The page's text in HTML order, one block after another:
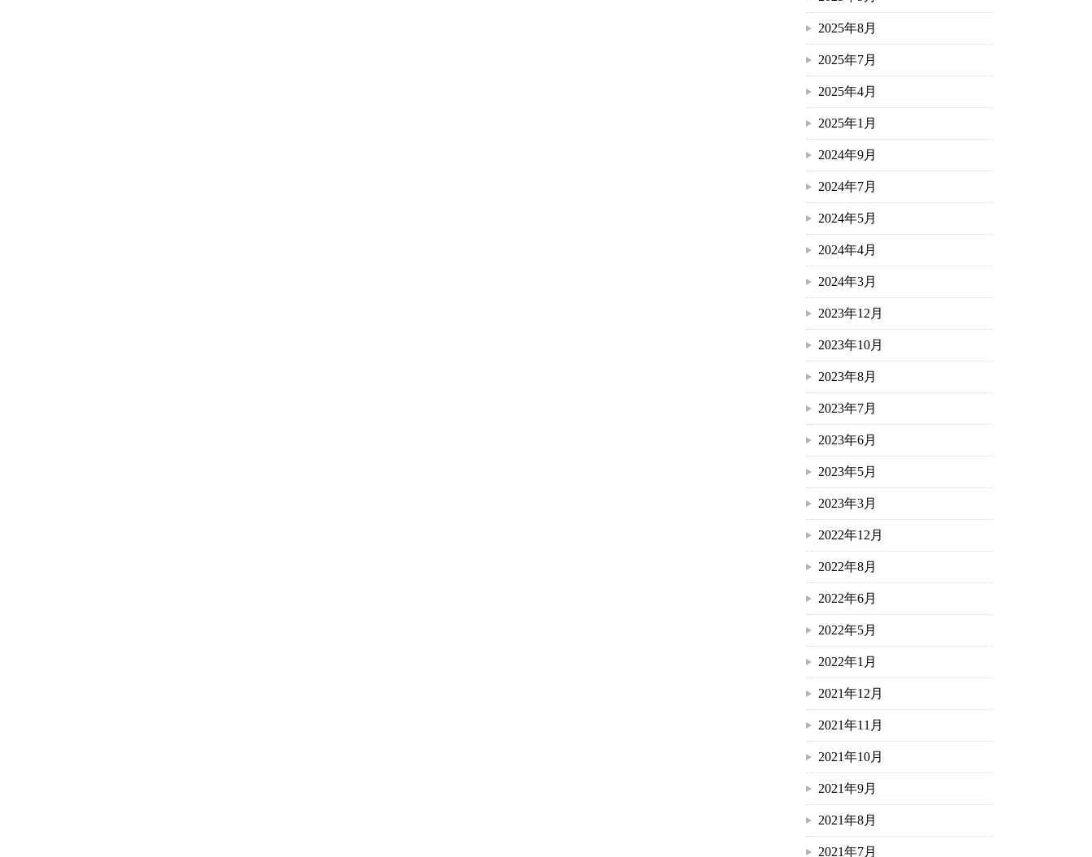
2025年8月
2025年7月
2025年4月
2025年1月
2024年9月
2024年7月
2024年5月
2024年4月
2024年3月
2023年12月
2023年10月
2023年8月
2023年7月
2023年6月
2023年5月
2023年3月
2022年12月
2022年8月
2022年6月
2022年5月
2022年1月
2021年12月
2021年11月
2021年10月
2021年9月
2021年8月
2021年7月